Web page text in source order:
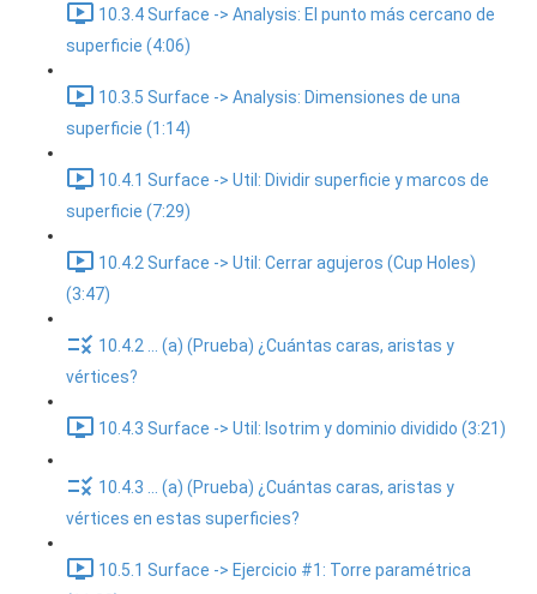
10.3.4 Surface -> Analysis: El punto más cercano de
superficie (4:06)
10.3.5 Surface -> Analysis: Dimensiones de una
superficie (1:14)
10.4.1 Surface -> Util: Dividir superficie y marcos de
superficie (7:29)
10.4.2 Surface -> Util: Cerrar agujeros (Cup Holes)
(3:47)
10.4.2 ... (a) (Prueba) ¿Cuántas caras, aristas y
vértices?
10.4.3 Surface -> Util: Isotrim y dominio dividido (3:21)
10.4.3 ... (a) (Prueba) ¿Cuántas caras, aristas y
vértices en estas superficies?
10.5.1 Surface -> Ejercicio #1: Torre paramétrica